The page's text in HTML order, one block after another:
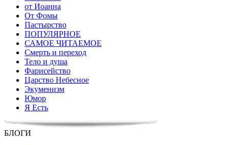
от Иоанна
От Фомы
Пастырство
ПОПУЛЯРНОЕ
САМОЕ ЧИТАЕМОЕ
Смерть и переход
Тело и душа
Фарисейство
Царство Небесное
Экуменизм
Юмор
Я Есть
БЛОГИ